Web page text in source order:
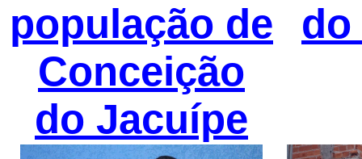
população de
Conceição
do Jacuípe
do